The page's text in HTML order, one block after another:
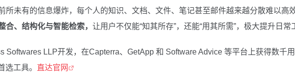
所未有的信息爆炸，每个人的知识、文档、文件、笔记甚至邮件越来越分散难以高
合、结构化与智能检索， 让用户不仅能“知其所存”，还能“用其所需”，极大提升日
Softwares LLP开发，在Capterra、GetApp 和 Software Advice 等平台上获得数千
选工具。 直达官网